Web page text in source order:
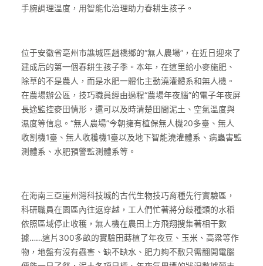
手腕調理溫度，用智能化治理助力春耕生孩子。
位于安徽省亳州市譙城區趙橋鄉的“無人農場”，在近日迎來了
建成后的第一個春耕生孩子季。本年，在這里給小麥施肥、
除草的不是農人，而是水肥一體化主動澆灌體系和無人機。
在農場辦公區，技巧職員經由過程“農場年夜腦”的電子年夜屏
長途監控麥田情形，還可以及時清楚田間泥土、空氣溫度與
濕度等信息。“無人農場”今朝擁有植保無人機20多臺、無人
收割機1臺、無人收穫機1臺以及地下智能澆灌體系、病蟲害監
測體系、水肥預警監測體系等。
在海南三亞崖州灣科技城的古代生物技巧育種先行實驗區，
科研職員在園區內往返穿越，工人們忙著將分歧種類的水稻
依照區域停止收穫，無人機在農田上方飛翔搜集著相干數
據……這片300多畝的實驗田蒔植了年夜豆、玉米、高粱等作
物，地盤有沒有蟲害、缺不缺水、肥力夠不敷只需翻開電腦